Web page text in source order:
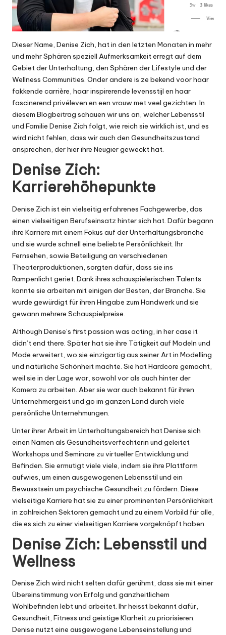
Dieser Name, Denise Zich, hat in den letzten Monaten in mehr
und mehr Sphären speziell Aufmerksamkeit erregt auf dem
Gebiet der Unterhaltung, den Sphären der Lifestyle und der
Wellness Communities. Onder andere is ze bekend voor haar
fakkende carrière, haar inspirerende levensstijl en haar
fascinerend privéleven en een vrouw met veel gezichten. In
diesem Blogbeitrag schauen wir uns an, welcher Lebensstil
und Familie Denise Zich folgt, wie reich sie wirklich ist, und es
wird nicht fehlen, dass wir auch den Gesundheitszustand
ansprechen, der hier ihre Neugier geweckt hat.
Denise Zich:
Karrierehöhepunkte
Denise Zich ist ein vielseitig erfahrenes Fachgewerbe, das
einen vielseitigen Berufseinsatz hinter sich hat. Dafür begann
ihre Karriere mit einem Fokus auf der Unterhaltungsbranche
und sie wurde schnell eine beliebte Persönlichkeit. Ihr
Fernsehen, sowie Beteiligung an verschiedenen
Theaterproduktionen, sorgten dafür, dass sie ins
Rampenlicht geriet. Dank ihres schauspielerischen Talents
konnte sie arbeiten mit einigen der Besten, der Branche. Sie
wurde gewürdigt für ihren Hingabe zum Handwerk und sie
gewann mehrere Schauspielpreise.
Although Denise’s first passion was acting, in her case it
didn’t end there. Später hat sie ihre Tätigkeit auf Modeln und
Mode erweitert, wo sie einzigartig aus seiner Art in Modelling
und natürliche Schönheit machte. Sie hat Hardcore gemacht,
weil sie in der Lage war, sowohl vor als auch hinter der
Kamera zu arbeiten. Aber sie war auch bekannt für ihren
Unternehmergeist und go im ganzen Land durch viele
persönliche Unternehmungen.
Unter ihrer Arbeit im Unterhaltungsbereich hat Denise sich
einen Namen als Gesundheitsverfechterin und geleitet
Workshops und Seminare zu virtueller Entwicklung und
Befinden. Sie ermutigt viele viele, indem sie ihre Plattform
aufwies, um einen ausgewogenen Lebensstil und ein
Bewusstsein um psychische Gesundheit zu fördern. Diese
vielseitige Karriere hat sie zu einer prominenten Persönlichkeit
in zahlreichen Sektoren gemacht und zu einem Vorbild für alle,
die es sich zu einer vielseitigen Karriere vorgeknöpft haben.
Denise Zich: Lebensstil und
Wellness
Denise Zich wird nicht selten dafür gerühmt, dass sie mit einer
Übereinstimmung von Erfolg und ganzheitlichem
Wohlbefinden lebt und arbeitet. Ihr heisst bekannt dafür,
Gesundheit, Fitness und geistige Klarheit zu priorisieren.
Denise nutzt eine ausgewogene Lebenseinstellung und